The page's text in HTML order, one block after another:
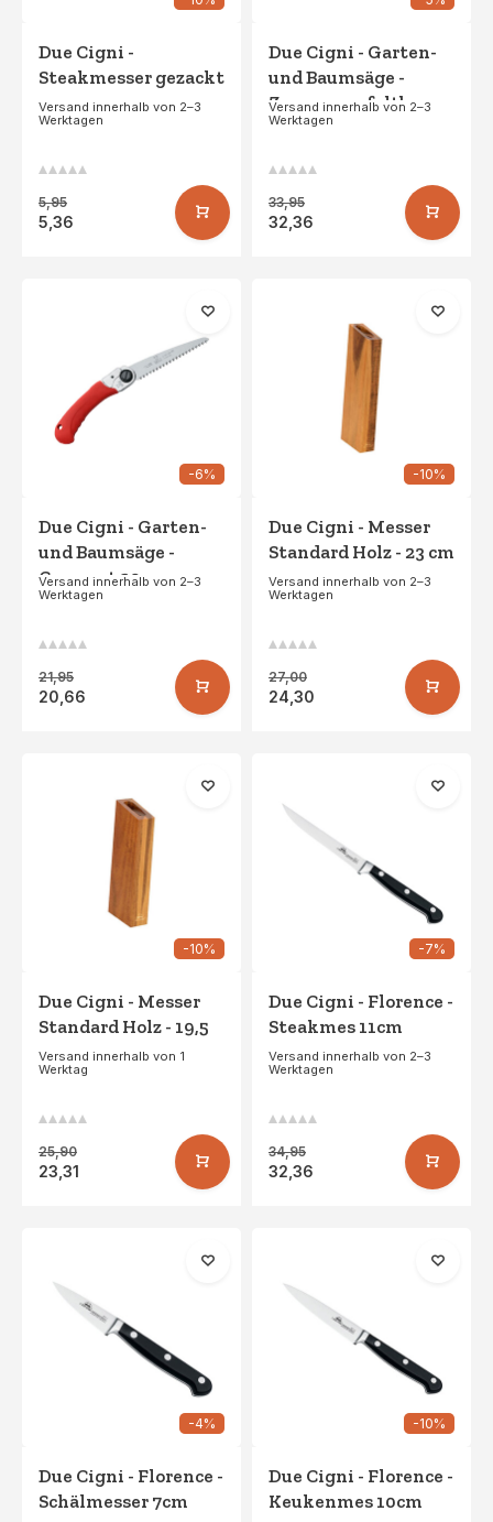
Due Cigni -
Steakmesser gezackt
Versand innerhalb von 2–3
Werktagen
5,95
5,36
Due Cigni - Garten-
und Baumsäge -
Zusammenfaltbar
47.5cm
Versand innerhalb von 2–3
Werktagen
33,95
32,36
-6%
Due Cigni - Garten-
und Baumsäge -
Compact 29 cm
Versand innerhalb von 2–3
Werktagen
21,95
20,66
-10%
Due Cigni - Messer
Standard Holz - 23 cm
Versand innerhalb von 2–3
Werktagen
27,00
24,30
-10%
Due Cigni - Messer
Standard Holz - 19,5
cm
Versand innerhalb von 1
Werktag
25,90
23,31
-7%
Due Cigni - Florence -
Steakmes 11cm
Versand innerhalb von 2–3
Werktagen
34,95
32,36
-4%
Due Cigni - Florence -
Schälmesser 7cm
-10%
Due Cigni - Florence -
Keukenmes 10cm